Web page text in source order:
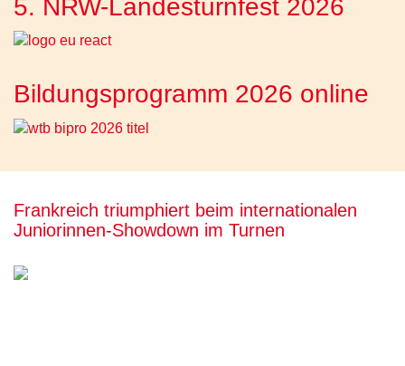
5. NRW-Landesturnfest 2026
Bildungsprogramm 2026 online
Frankreich triumphiert beim internationalen
Juniorinnen-Showdown im Turnen